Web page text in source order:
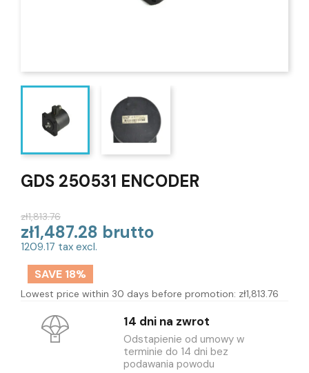
GDS 250531 ENCODER
zł1,813.76
zł1,487.28 brutto
1209.17 tax excl.
SAVE 18%
Lowest price within 30 days before promotion: zł1,813.76
14 dni na zwrot
Odstapienie od umowy w
terminie do 14 dni bez
podawania powodu